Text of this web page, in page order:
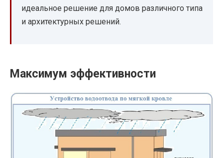
идеальное решение для домов различного типа
и архитектурных решений.
Максимум эффективности